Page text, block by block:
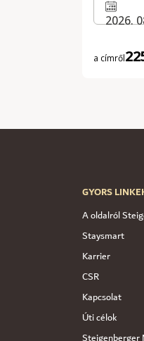
2026.
a címről
GYORS
A oldalról
Staysmart
Karrier
CSR
Kapcsolat
Úti célok